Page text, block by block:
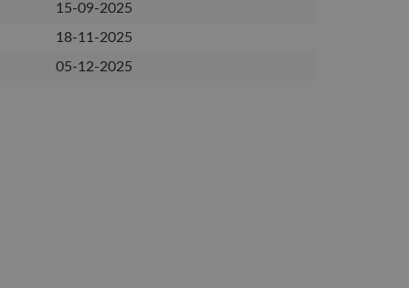
15-09-2025
18-11-2025
05-12-2025